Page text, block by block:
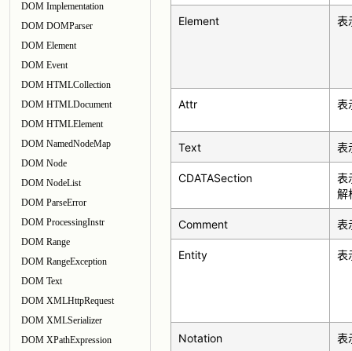
DOM Implementation
DOM DOMParser
DOM Element
DOM Event
DOM HTMLCollection
DOM HTMLDocument
DOM HTMLElement
DOM NamedNodeMap
DOM Node
DOM NodeList
DOM ParseError
DOM ProcessingInstr
DOM Range
DOM RangeException
DOM Text
DOM XMLHttpRequest
DOM XMLSerializer
DOM XPathExpression
Element 表
Attr 表
Text 表
CDATASection
表
解
Comment 表
Entity 表
Notation 表